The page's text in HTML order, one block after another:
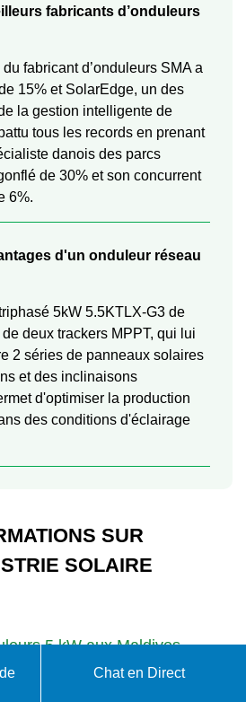
fabricants d’onduleurs
fabricant d’onduleurs SMA a
15% et SolarEdge, un des
la gestion intelligente de
tous les records en prenant
danois des parcs
de 30% et son concurrent
6%.
d'un onduleur réseau
5kW 5.5KTLX-G3 de
deux trackers MPPT, qui lui
2 séries de panneaux solaires
et des inclinaisons
d'optimiser la production
des conditions d'éclairage
SUR
SOLAIRE
5 kW aux Maldives
Chat en Direct